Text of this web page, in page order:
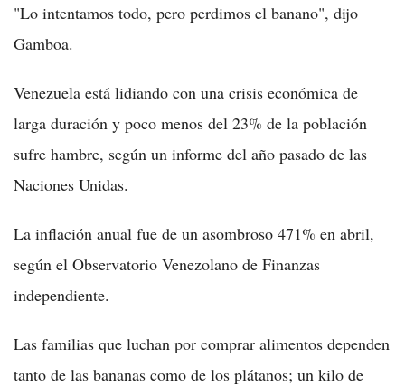
"Lo intentamos todo, pero perdimos el banano", dijo
Gamboa.
Venezuela está lidiando con una crisis económica de
larga duración y poco menos del 23% de la población
sufre hambre, según un informe del año pasado de las
Naciones Unidas.
La inflación anual fue de un asombroso 471% en abril,
según el Observatorio Venezolano de Finanzas
independiente.
Las familias que luchan por comprar alimentos dependen
tanto de las bananas como de los plátanos; un kilo de